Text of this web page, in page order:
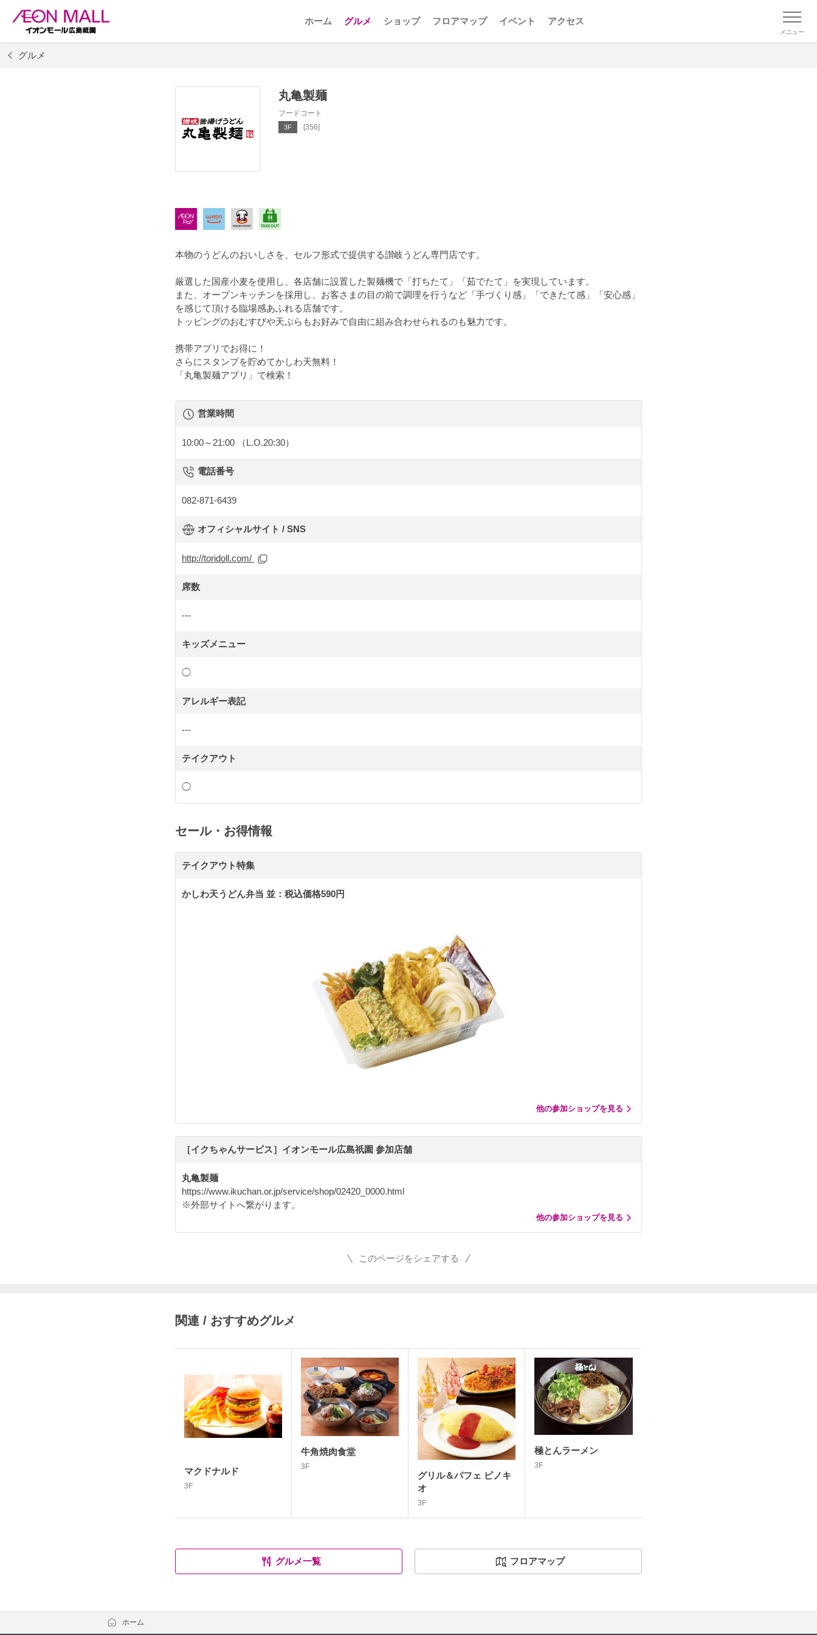
ホーム グルメ ショップ フロアマップ イベント アクセス
メニュー
グルメ
丸亀製麺
フードコート
3F [356]
本物のうどんのおいしさを、セルフ形式で提供する讃岐うどん専門店です。
厳選した国産小麦を使用し、各店舗に設置した製麺機で「打ちたて」「茹でたて」を実現しています。
また、オープンキッチンを採用し、お客さまの目の前で調理を行うなど「手づくり感」「できたて感」「安心感」
を感じて頂ける臨場感あふれる店舗です。
トッピングのおむすびや天ぷらもお好みで自由に組み合わせられるのも魅力です。
携帯アプリでお得に！
さらにスタンプを貯めてかしわ天無料！
「丸亀製麺アプリ」で検索！
営業時間
10:00～21:00 （L.O.20:30）
電話番号
082-871-6439
オフィシャルサイト / SNS
http://toridoll.com/
席数
---
キッズメニュー
◯
アレルギー表記
---
テイクアウト
◯
セール・お得情報
テイクアウト特集
かしわ天うどん弁当 並：税込価格590円
他の参加ショップを見る
［イクちゃんサービス］イオンモール広島祇園 参加店舗
丸亀製麺
https://www.ikuchan.or.jp/service/shop/02420_0000.html
※外部サイトへ繋がります。
他の参加ショップを見る
このページをシェアする
関連 / おすすめグルメ
マクドナルド
3F
牛角焼肉食堂
3F
グリル＆パフェ ピノキ
オ
3F
極とんラーメン
3F
グルメ一覧 フロアマップ
ホーム